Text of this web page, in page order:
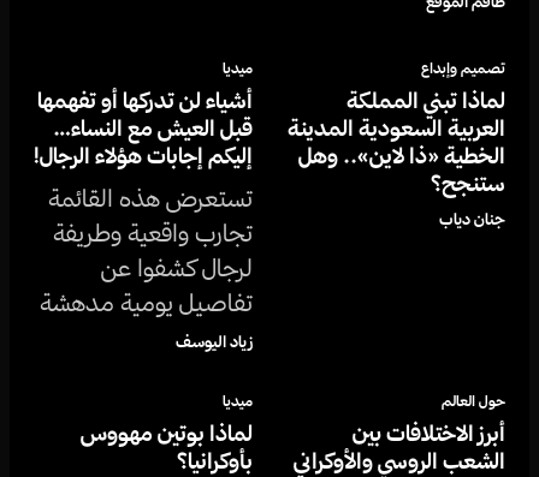
تصميم وإبداع
لماذا تبني المملكة
العربية السعودية المدينة
الخطية «ذا لاين».. وهل
ستنجح؟
جنان دياب
حول العالم
أبرز الاختلافات بين
الشعب الروسي والأوكراني
ميديا
أشياء لن تدركها أو تفهمها
قبل العيش مع النساء…
إليكم إجابات هؤلاء الرجال!
تستعرض هذه القائمة
تجارب واقعية وطريفة
لرجال كشفوا عن
تفاصيل يومية مدهشة
لم يعلموا بوجودها إلا
في منزل واحد.
زياد اليوسف
ميديا
لماذا بوتين مهووس
بأوكرانيا؟